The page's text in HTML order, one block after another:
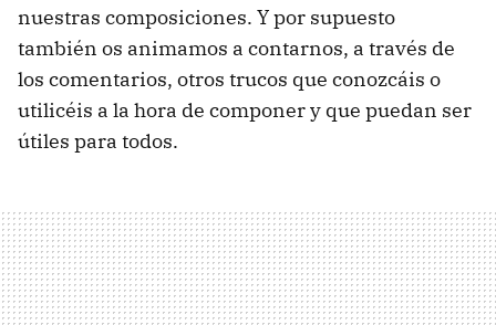
nuestras composiciones. Y por supuesto
también os animamos a contarnos, a través de
los comentarios, otros trucos que conozcáis o
utilicéis a la hora de componer y que puedan ser
útiles para todos.